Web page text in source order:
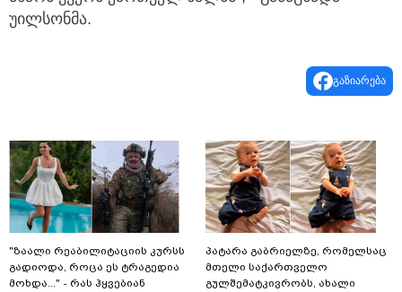
უილსონმა.
გაზიარება
"ზაალი რეაბილიტაციის კურსს
გადიოდა, როცა ეს ტრაგედია
მოხდა..." - რას ჰყვებიან
პატარა გაბრიელზე, რომელსაც
მთელი საქართველო
გულშემატკივრობს, ახალი